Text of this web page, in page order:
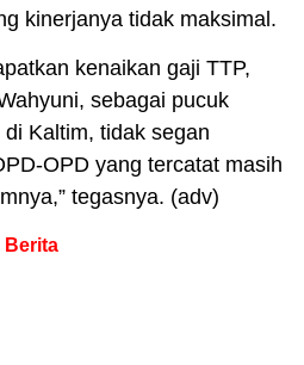
kinerjanya tidak maksimal.
kenaikan gaji TTP,
sebagai pucuk
Kaltim, tidak segan
OPD yang tercatat masih
tegasnya. (adv)
Berita